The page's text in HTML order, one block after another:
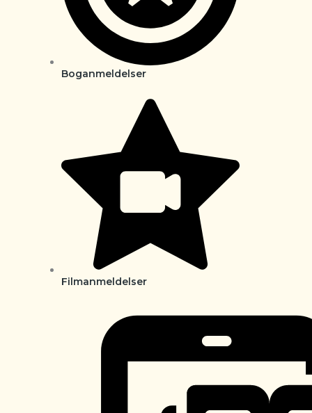
Boganmeldelser
Filmanmeldelser